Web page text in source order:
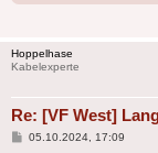
Hoppelhase
Kabelexperte
Re: [VF West]
Beitrag
05.10.2024, 17:09